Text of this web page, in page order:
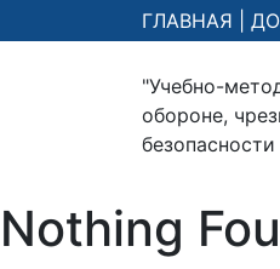
ГЛАВНАЯ
"Учебно-
обороне,
Nothing